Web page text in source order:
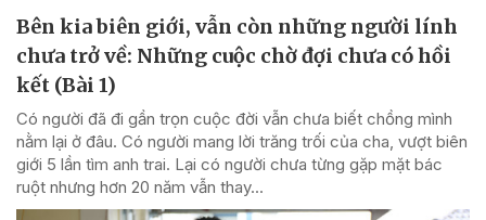
Bên kia biên giới, vẫn còn những người lính
chưa trở về: Những cuộc chờ đợi chưa có hồi
kết (Bài 1)
Có người đã đi gần trọn cuộc đời vẫn chưa biết chồng mình
nằm lại ở đâu. Có người mang lời trăng trối của cha, vượt biên
giới 5 lần tìm anh trai. Lại có người chưa từng gặp mặt bác
ruột nhưng hơn 20 năm vẫn thay...